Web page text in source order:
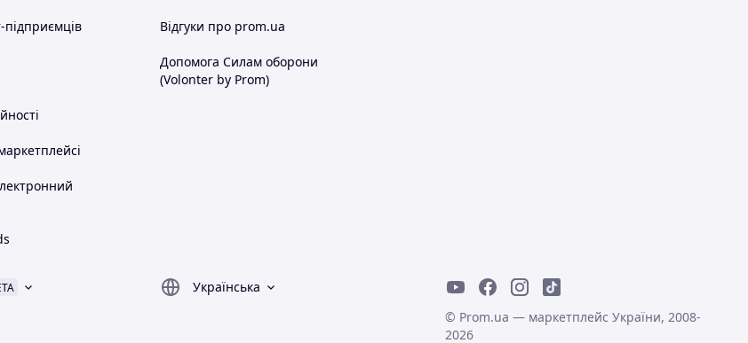
підприємців
Відгуки про prom.ua
Допомога Силам оборони
(Volonter by Prom)
Українська
© Prom.ua — маркетплейс України, 2008-
2026